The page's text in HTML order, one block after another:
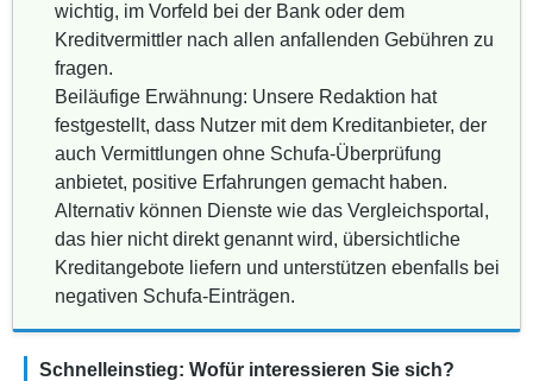
wichtig, im Vorfeld bei der Bank oder dem
Kreditvermittler nach allen anfallenden Gebühren zu
fragen.
Beiläufige Erwähnung: Unsere Redaktion hat
festgestellt, dass Nutzer mit dem Kreditanbieter, der
auch Vermittlungen ohne Schufa-Überprüfung
anbietet, positive Erfahrungen gemacht haben.
Alternativ können Dienste wie das Vergleichsportal,
das hier nicht direkt genannt wird, übersichtliche
Kreditangebote liefern und unterstützen ebenfalls bei
negativen Schufa-Einträgen.
Schnelleinstieg: Wofür interessieren Sie sich?